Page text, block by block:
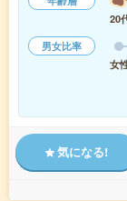
20
男女比率
女
気になる!